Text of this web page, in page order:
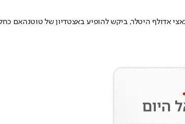
אדולף היטלר, ביקש להופיע באצטדיון של טוטנהאם